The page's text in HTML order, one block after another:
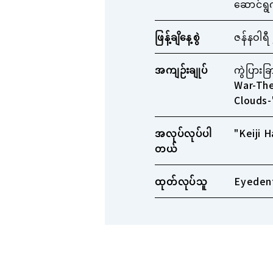
ဆောင်
ဖြန့်ချိနေ့စွဲ ဇန်နဝါ
အကျဉ်းချုပ်
ကွဲပြား
War-
အလုပ်လုပ်ပါ
တယ်
"Keiji
ထုတ်လုပ်သူ